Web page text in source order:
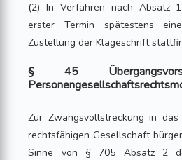
(2) In Verfahren nach Absatz
erster Termin spätestens
Zustellung der Klageschrift
§ 45
Zur Zwangsvollstreckung in das
rechtsfähigen Gesellschaft
Sinne von § 705 Absatz 2